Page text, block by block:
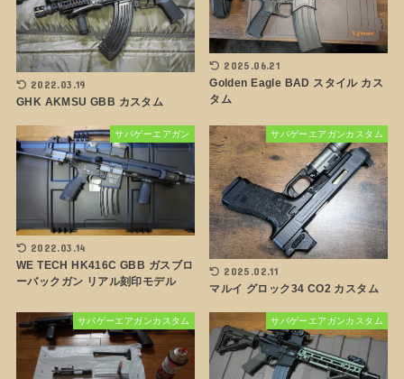
2022.03.19
GHK AKMSU GBB カスタム
2025.06.21
Golden Eagle BAD スタイル カス
タム
サバゲーエアガン
2022.03.14
WE TECH HK416C GBB ガスブロ
ーバックガン リアル刻印モデル
サバゲーエアガンカスタム
2025.02.11
マルイ グロック34 CO2 カスタム
サバゲーエアガンカスタム サバゲーエアガンカスタム